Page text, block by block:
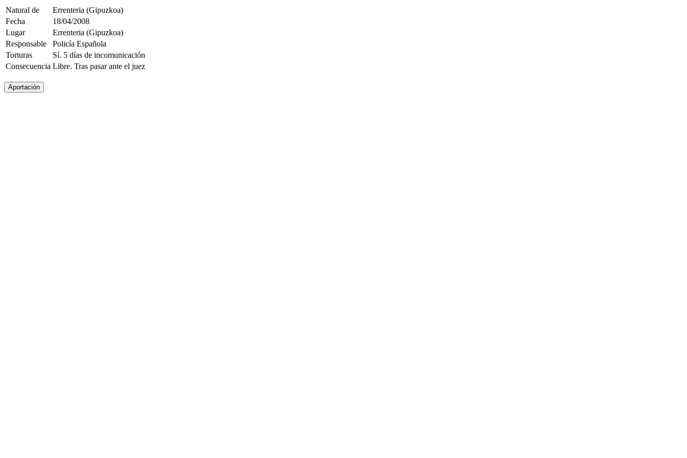
Natural de
Errenteria (Gipuzkoa)
Fecha
18/04/2008
Lugar
Errenteria (Gipuzkoa)
Responsable
Policía Española
Torturas
Sí. 5 días de incomunicación
Consecuencia Libre. Tras pasar ante el juez